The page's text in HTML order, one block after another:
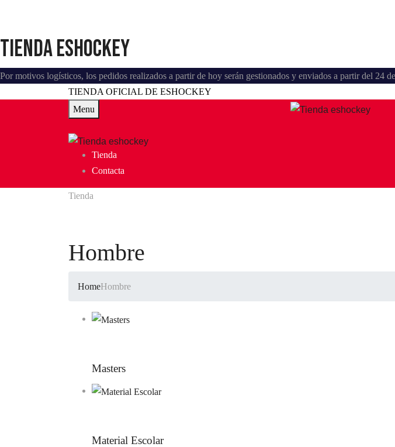
Tienda eshockey
Por motivos logísticos, los pedidos realizados a partir de hoy serán gestionados y enviados a partir del
TIENDA OFICIAL DE ESHOCKEY
Menu
Tienda
Contacta
Tienda
Hombre
HomeHombre
Masters
Material Escolar